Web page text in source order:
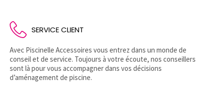
SERVICE CLIENT
Avec Piscinelle Accessoires vous entrez dans un monde de
conseil et de service. Toujours à votre écoute, nos conseillers
sont là pour vous accompagner dans vos décisions
d’aménagement de piscine.